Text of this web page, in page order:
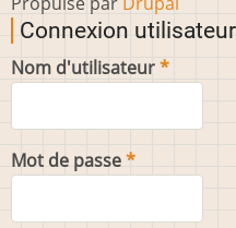
Connexion utilisateur
Nom d'utilisateur
Mot de passe